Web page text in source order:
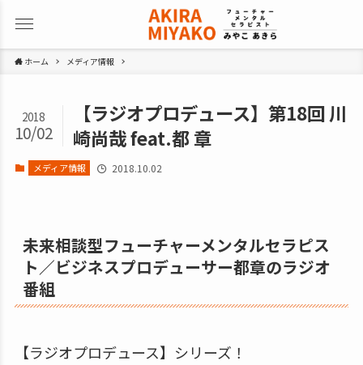
ホーム メディア情報
【ラジオプロデュース】第18回 川
崎尚哉 feat.都 章
2018
10/02
メディア情報 2018.10.02
未来相談型フューチャーメンタルセラピス
ト／ビジネスプロデューサー都章のラジオ
番組
【ラジオプロデュース】シリーズ！